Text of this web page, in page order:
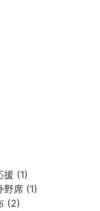
援 (1)
野席 (1)
(2)